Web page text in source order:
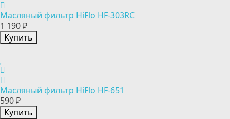
Масляный фильтр HiFlo HF-303RC
1 190 ₽
Купить
Масляный фильтр HiFlo HF-651
590 ₽
Купить